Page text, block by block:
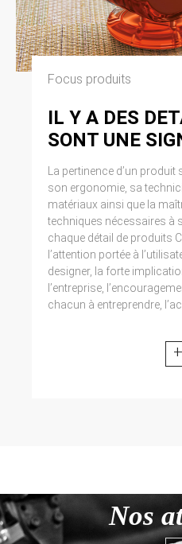
Focus produits
IL Y A DES
SONT UNE
La pertinence d’un
son ergonomie, sa
matériaux ainsi que la
techniques nécessaires à
chaque détail de produits
l’attention portée à
designer, la forte
l’entreprise,
chacun à entreprendre,
+
Nos